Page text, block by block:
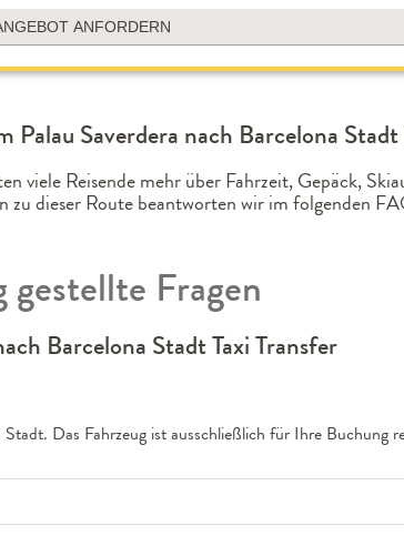
ANFORDERN
Saverdera nach Barcelona
viele Reisende mehr über Fahrzeit, Gepäck,
zu dieser Route beantworten wir im folgenden
gestellte Fragen
Barcelona Stadt Taxi Transfer
Das Fahrzeug ist ausschließlich für Ihre Buchung